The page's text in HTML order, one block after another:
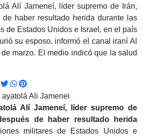
Alí ​​​​Jameneí, líder supremo de Irán,
haber resultado herida durante las
de Estados Unidos e Israel, en el país
su esposo, informó el canal iraní Al
marzo. El medio indicó que la salud
Alí ​​​​Jameneí, líder supremo de
de haber resultado herida
militares de Estados Unidos e